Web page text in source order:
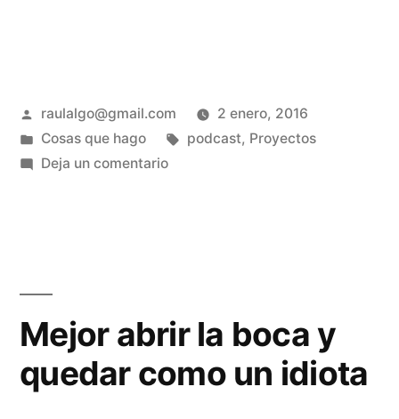
Publicado
por
raulalgo@gmail.com
2 enero, 2016
Publicado
en
Cosas que hago Etiquetas:
podcast, Proyectos
Deja un comentarioen
Mejor abrir la boca y
quedar como un idiota